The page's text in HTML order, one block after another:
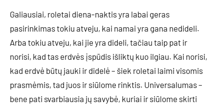
Galiausiai, roletai diena-naktis yra labai geras
pasirinkimas tokiu atveju, kai namai yra gana nedideli.
Arba tokiu atveju, kai jie yra dideli, tačiau taip pat ir
norisi, kad tas erdvės įspūdis išliktų kuo ilgiau. Kai norisi,
kad erdvė būtų jauki ir didelė – šiek roletai laimi visomis
prasmėmis, tad juos ir siūlome rinktis. Universalumas –
bene pati svarbiausia jų savybė, kuriai ir siūlome skirti